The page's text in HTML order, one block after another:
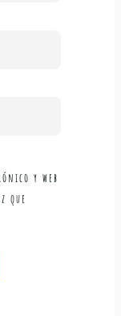
y web
que